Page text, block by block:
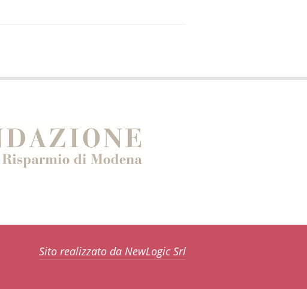
Sito realizzato da NewLogic Srl